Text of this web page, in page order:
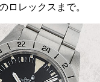
ロレックスまで。